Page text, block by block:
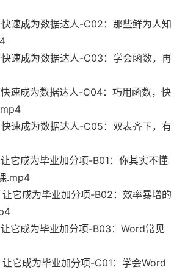
速成为数据达人-C02：那些鲜为人知
速成为数据达人-C03：学会函数，再
速成为数据达人-C04：巧用函数，快
速成为数据达人-C05：双表齐下，有
它成为毕业加分项-B01：你其实不懂
.mp4
它成为毕业加分项-B02：效率暴增的
它成为毕业加分项-B03：Word常见
它成为毕业加分项-C01：学会Word